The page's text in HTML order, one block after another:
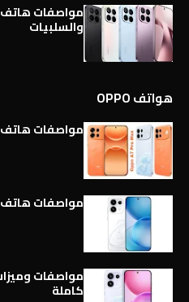
والسلبيات
هواتف OPPO
مواصفات هاتف Oppo A7 Pro Max كاملة
مواصفات هاتف Oppo Reno 16 Pro 5G كاملة
كاملة